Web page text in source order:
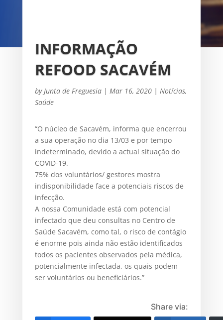
INFORMAÇÃO
REFOOD SACAVÉM
by Junta de Freguesia| Mar 16, 2020| Notícias,
Saúde
“O núcleo de Sacavém, informa que encerrou
a sua operação no dia 13/03 e por tempo
indeterminado, devido a actual situação do
COVID-19.
75% dos voluntários/ gestores mostra
indisponibilidade face a potenciais riscos de
infecção.
A nossa Comunidade está com potencial
infectado que deu consultas no Centro de
Saúde Sacavém, como tal, o risco de contágio
é enorme pois ainda não estão identificados
todos os pacientes observados pela médica,
potencialmente infectada, os quais podem
ser voluntários ou beneficiários.”
Share via: